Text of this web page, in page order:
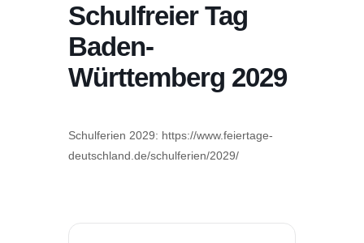
Schulfreier Tag
Baden-
Württemberg 2029
Schulferien 2029: https://www.feiertage-
deutschland.de/schulferien/2029/